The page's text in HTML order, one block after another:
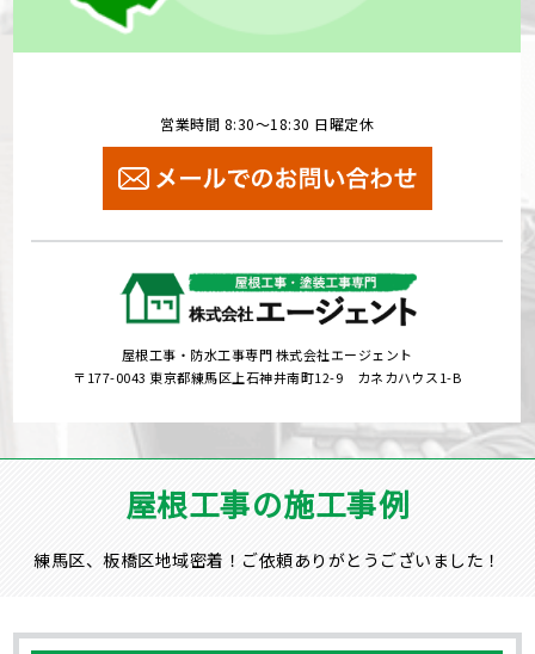
営業時間 8:30～18:30 日曜定休
屋根工事・防水工事専門 株式会社エージェント
〒177-0043 東京都練馬区上石神井南町12-9 カネカハウス1-B
屋根工事の施工事例
練馬区、板橋区地域密着！ご依頼ありがとうございました！